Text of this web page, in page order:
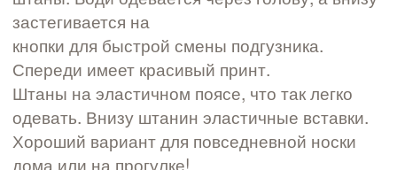
застегивается на
кнопки для быстрой смены подгузника.
Спереди имеет красивый принт.
Штаны на эластичном поясе, что так легко
одевать. Внизу штанин эластичные вставки.
Хороший вариант для повседневной носки
дома или на прогулке!